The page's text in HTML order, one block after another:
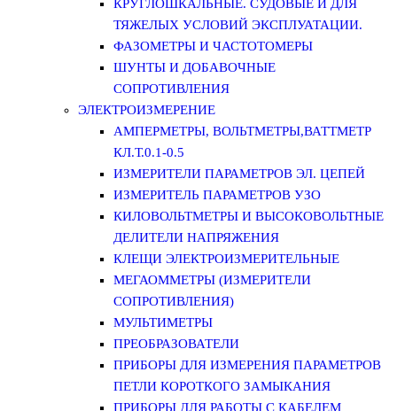
КРУГЛОШКАЛЬНЫЕ. СУДОВЫЕ И ДЛЯ
ТЯЖЕЛЫХ УСЛОВИЙ ЭКСПЛУАТАЦИИ.
ФАЗОМЕТРЫ И ЧАСТОТОМЕРЫ
ШУНТЫ И ДОБАВОЧНЫЕ
СОПРОТИВЛЕНИЯ
ЭЛЕКТРОИЗМЕРЕНИЕ
АМПЕРМЕТРЫ, ВОЛЬТМЕТРЫ,ВАТТМЕТР
КЛ.Т.0.1-0.5
ИЗМЕРИТЕЛИ ПАРАМЕТРОВ ЭЛ. ЦЕПЕЙ
ИЗМЕРИТЕЛЬ ПАРАМЕТРОВ УЗО
КИЛОВОЛЬТМЕТРЫ И ВЫСОКОВОЛЬТНЫЕ
ДЕЛИТЕЛИ НАПРЯЖЕНИЯ
КЛЕЩИ ЭЛЕКТРОИЗМЕРИТЕЛЬНЫЕ
МЕГАОММЕТРЫ (ИЗМЕРИТЕЛИ
СОПРОТИВЛЕНИЯ)
МУЛЬТИМЕТРЫ
ПРЕОБРАЗОВАТЕЛИ
ПРИБОРЫ ДЛЯ ИЗМЕРЕНИЯ ПАРАМЕТРОВ
ПЕТЛИ КОРОТКОГО ЗАМЫКАНИЯ
ПРИБОРЫ ДЛЯ РАБОТЫ С КАБЕЛЕМ